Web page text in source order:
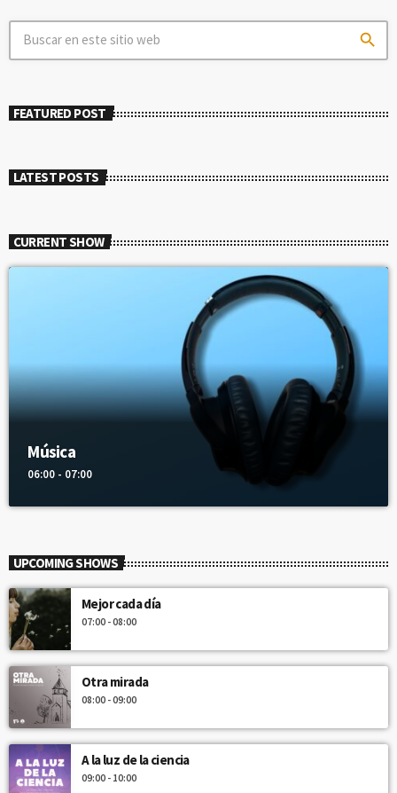
search
FEATURED POST
LATEST POSTS
CURRENT SHOW
Música
06:00 - 07:00
UPCOMING SHOWS
Mejor cada día
07:00 - 08:00
Otra mirada
08:00 - 09:00
A la luz de la ciencia
09:00 - 10:00